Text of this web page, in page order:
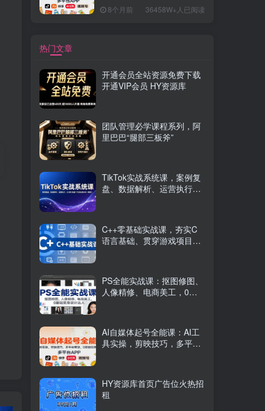
8个月前 36458W+人已阅读
热门文章
开通会员全站资源免费下载
开通VIP会员 HY资源库
团队管理必学课程系列，阿
里巴巴“腿部三板斧”
TikTok实战系统课，案例复
盘、数据解析、运营执行，
C++零基础实战课，夯实C
语言基础、贯穿游戏项目、
PS全能实战课：抠图修图、
人像精修、电商美工，0基
AI自媒体起号全能课：AI工
具实操，剪映技巧，多平台
HY资源库首页广告位火热招
租